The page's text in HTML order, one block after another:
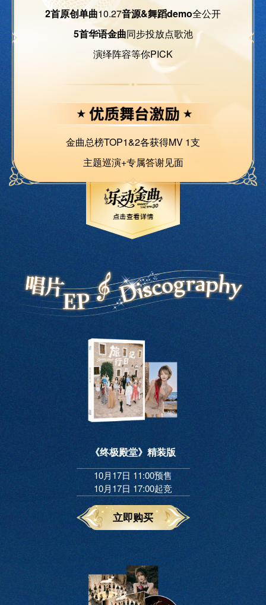
2首原创单曲10.27音源&舞蹈demo全公开
5首华语金曲同步投放点歌池
演绎阵容等你PICK
金曲总榜TOP1&2各获得MV 1支
主题巡演+专属答谢见面
《终极殿堂》精装版
10月17日 11:00预售
10月17日 17:00起竞
立即购买